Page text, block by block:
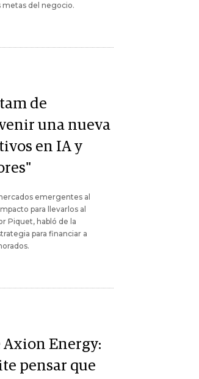
metas del negocio.
de
una nueva
en IA y
emergentes al
para llevarlos al
Piquet, habló de la
para financiar a
Axion Energy:
pensar que